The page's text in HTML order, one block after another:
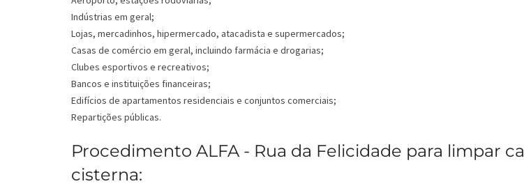
Indústrias em geral;
Lojas, mercadinhos, hipermercado, atacadista e supermercados;
Casas de comércio em geral, incluindo farmácia e drogarias;
Clubes esportivos e recreativos;
Bancos e instituições financeiras;
Edifícios de apartamentos residenciais e conjuntos comerciais;
Repartições públicas.
Procedimento ALFA - Rua da Felicidade para limpar
cisterna: